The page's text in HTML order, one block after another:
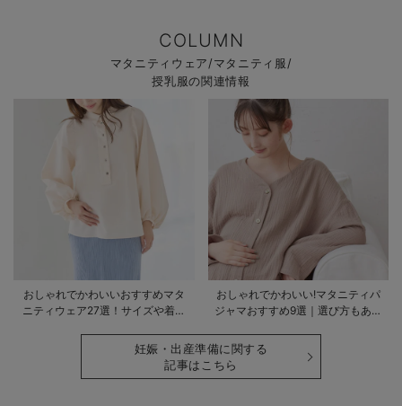
COLUMN
マタニティウェア/マタニティ服/
授乳服の関連情報
おしゃれでかわいいおすすめマタ
ニティウェア27選！サイズや着る
おしゃれでかわいい!マタニティパ
ジャマおすすめ9選｜選び方もあわ
妊娠・出産準備に関する
記事はこちら